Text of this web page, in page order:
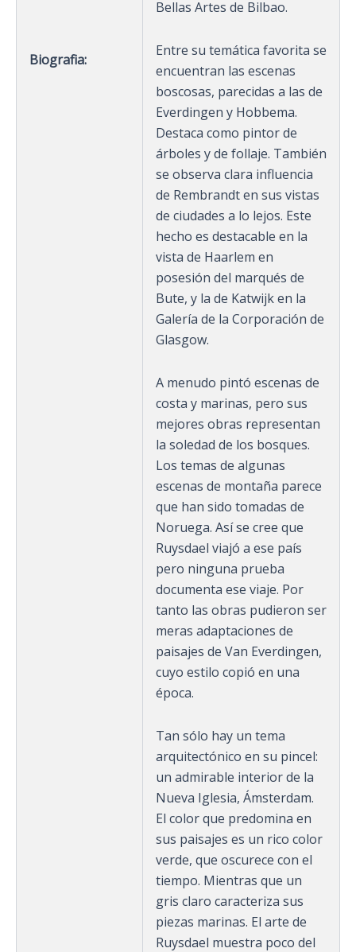
Biografia:
Bellas Artes de Bilbao.
Entre su temática favorita se
encuentran las escenas
boscosas, parecidas a las de
Everdingen y Hobbema.
Destaca como pintor de
árboles y de follaje. También
se observa clara influencia
de Rembrandt en sus vistas
de ciudades a lo lejos. Este
hecho es destacable en la
vista de Haarlem en
posesión del marqués de
Bute, y la de Katwijk en la
Galería de la Corporación de
Glasgow.
A menudo pintó escenas de
costa y marinas, pero sus
mejores obras representan
la soledad de los bosques.
Los temas de algunas
escenas de montaña parece
que han sido tomadas de
Noruega. Así se cree que
Ruysdael viajó a ese país
pero ninguna prueba
documenta ese viaje. Por
tanto las obras pudieron ser
meras adaptaciones de
paisajes de Van Everdingen,
cuyo estilo copió en una
época.
Tan sólo hay un tema
arquitectónico en su pincel:
un admirable interior de la
Nueva Iglesia, Ámsterdam.
El color que predomina en
sus paisajes es un rico color
verde, que oscurece con el
tiempo. Mientras que un
gris claro caracteriza sus
piezas marinas. El arte de
Ruysdael muestra poco del